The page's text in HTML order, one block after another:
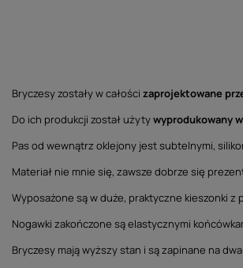
Bryczesy zostały w całości zaprojektowane
Do ich produkcji został użytywyprodukowany
Pas od wewnątrz oklejony jest subtelnymi,
Materiał nie mnie się, zawsze dobrze się
Wyposażone są w duże, praktyczne kieszonki z
Nogawki zakończone są elastycznymi
Bryczesy mają wyższy stan i są zapinane na